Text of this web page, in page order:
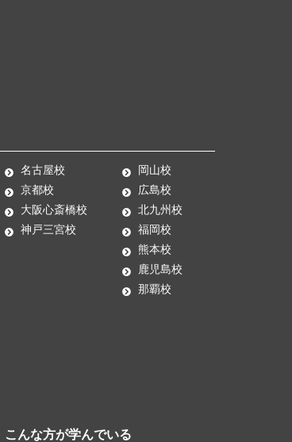
名古屋校
京都校
大阪心斎橋校
神戸三宮校
岡山校
広島校
北九州校
福岡校
熊本校
鹿児島校
那覇校
こんな方が学んでいる